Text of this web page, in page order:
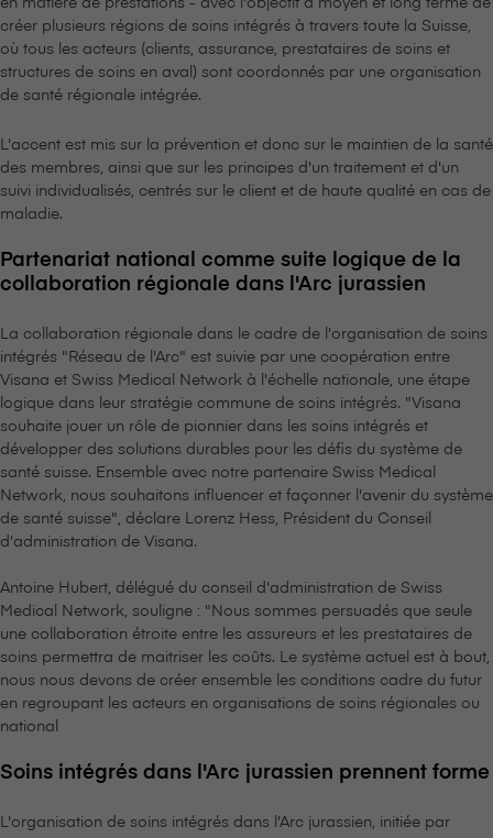
créer plusieurs régions de soins intégrés à travers toute la Suisse,
où tous les acteurs (clients, assurance, prestataires de soins et
structures de soins en aval) sont coordonnés par une organisation
de santé régionale intégrée.
L'accent est mis sur la prévention et donc sur le maintien de la santé
des membres, ainsi que sur les principes d'un traitement et d'un
suivi individualisés, centrés sur le client et de haute qualité en cas de
maladie.
Partenariat national comme suite logique de la
collaboration régionale dans l'Arc jurassien
La collaboration régionale dans le cadre de l'organisation de soins
intégrés "Réseau de l'Arc" est suivie par une coopération entre
V⁠i⁠s⁠a⁠n⁠a et Swiss Medical Network à l'échelle nationale, une étape
logique dans leur stratégie commune de soins intégrés. "V⁠i⁠s⁠a⁠n⁠a
souhaite jouer un rôle de pionnier dans les soins intégrés et
développer des solutions durables pour les défis du système de
santé suisse. Ensemble avec notre partenaire Swiss Medical
Network, nous souhaitons influencer et façonner l'avenir du système
de santé suisse", déclare Lorenz Hess, Président du Conseil
d'administration de V⁠i⁠s⁠a⁠n⁠a.
Antoine Hubert, délégué du conseil d'administration de Swiss
Medical Network, souligne : "Nous sommes persuadés que seule
une collaboration étroite entre les assureurs et les prestataires de
soins permettra de maitriser les coûts. Le système actuel est à bout,
nous nous devons de créer ensemble les conditions cadre du futur
en regroupant les acteurs en organisations de soins régionales ou
national
Soins intégrés dans l'Arc jurassien prennent forme
L'organisation de soins intégrés dans l'Arc jurassien, initiée par